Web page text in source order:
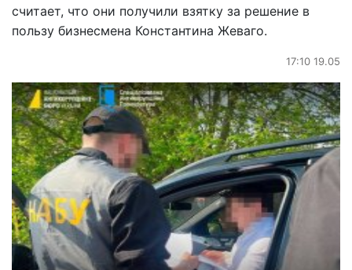
считает, что они получили взятку за решение в
пользу бизнесмена Константина Жеваго.
17:10 19.05